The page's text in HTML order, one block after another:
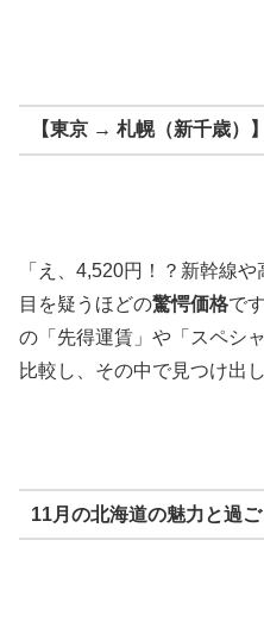
【東京 → 札幌（新千歳）
「え、4,520円！？新幹線
目を疑うほどの驚愕価格で
の「先得運賃」や「スペシ
比較し、その中で見つけ出
11月の北海道の魅力と過